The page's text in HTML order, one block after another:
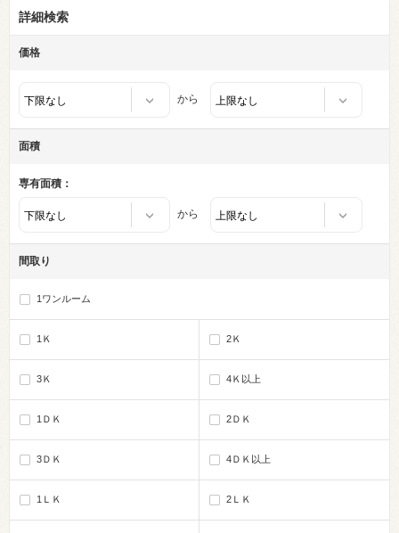
詳細検索
価格
から
面積
専有面積：
から
間取り
1ワンルーム
1Ｋ 2Ｋ
3Ｋ 4Ｋ以上
1ＤＫ 2ＤＫ
3ＤＫ 4ＤＫ以上
1ＬＫ 2ＬＫ